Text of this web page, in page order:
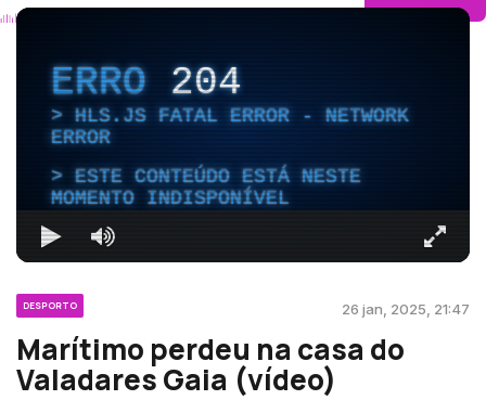
ERRO204
HLS.JS FATAL ERROR - NETWORK
ERROR
ESTE CONTEÚDO ESTÁ NESTE
MOMENTO INDISPONÍVEL
DESPORTO 26 jan, 2025, 21:47
Marítimo perdeu na casa do
Valadares Gaia (vídeo)